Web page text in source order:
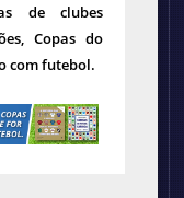
de clubes
Copas do
com futebol.